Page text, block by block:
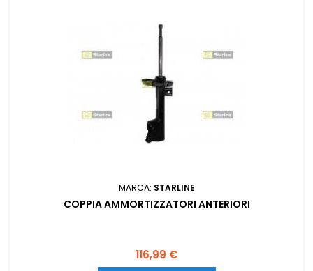
MARCA: STARLINE
COPPIA AMMORTIZZATORI ANTERIORI
Prezzo
116,99 €